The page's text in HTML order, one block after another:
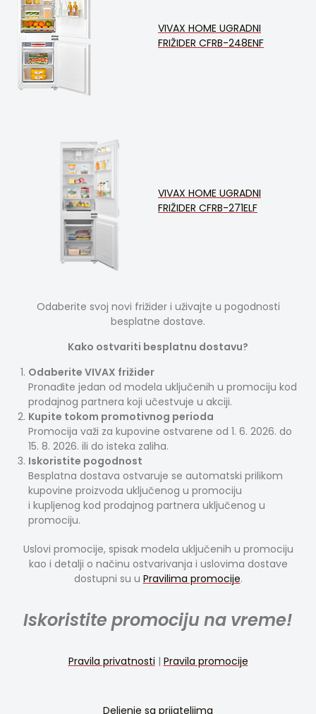
VIVAX HOME UGRADNI
FRIŽIDER CFRB-248ENF
VIVAX HOME UGRADNI
FRIŽIDER CFRB-271ELF
Odaberite svoj novi frižider i uživajte u pogodnosti
besplatne dostave.
Kako ostvariti besplatnu dostavu?
Odaberite VIVAX frižider
Pronađite jedan od modela uključenih u promociju kod
prodajnog partnera koji učestvuje u akciji.
Kupite tokom promotivnog perioda
Promocija važi za kupovine ostvarene od 1. 6. 2026. do
15. 8. 2026. ili do isteka zaliha.
Iskoristite pogodnost
Besplatna dostava ostvaruje se automatski prilikom
kupovine proizvoda uključenog u promociju
i kupljenog kod prodajnog partnera uključenog u
promociju.
Uslovi promocije, spisak modela uključenih u promociju
kao i detalji o načinu ostvarivanja i uslovima dostave
dostupni su u Pravilima promocije.
Iskoristite promociju na vreme!
Pravila privatnosti | Pravila promocije
Deljenje sa prijateljima